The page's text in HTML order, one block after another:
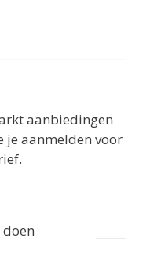
aanbiedingen
je aanmelden voor